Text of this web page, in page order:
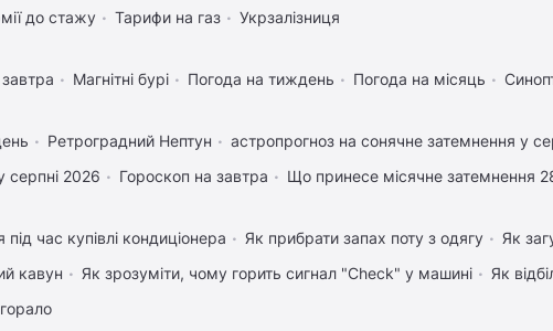
до стажу
Тарифи на газ Укрзалізниця
Магнітні бурі Погода на тиждень Погода на місяць
Ретроградний Нептун астропрогноз на сонячне затемнення у
серпні 2026
Гороскоп на завтра Що принесе місячне затемнення
час купівлі кондиціонера Як прибрати запах поту з одягу
Як
кавун
Як зрозуміти, чому горить сигнал "Check" у машині
Як